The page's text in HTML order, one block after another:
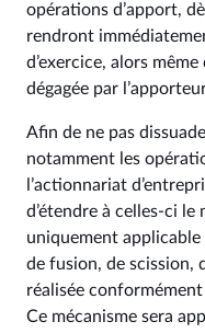
opérations d’apport,
rendront
d’exercice, alors
dégagée par
Afin de ne pas
notamment les
l’actionnariat
d’étendre à celles-ci le
uniquement
de fusion, de scission,
réalisée
Ce mécanisme sera